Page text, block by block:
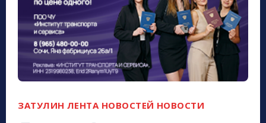
ЗАТУЛИН ЛЕНТА НОВОСТЕЙ НОВОСТИ